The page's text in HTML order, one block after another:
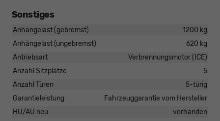
Sonstiges
Anhängelast (gebremst)
1200 kg
Anhängelast (ungebremst)
620 kg
Antriebsart
Verbrennungsmotor (ICE)
Anzahl Sitzplätze
5
Anzahl Türen
5-türig
Garantieleistung
Fahrzeuggarantie vom Hersteller
HU/AU neu
vorhanden